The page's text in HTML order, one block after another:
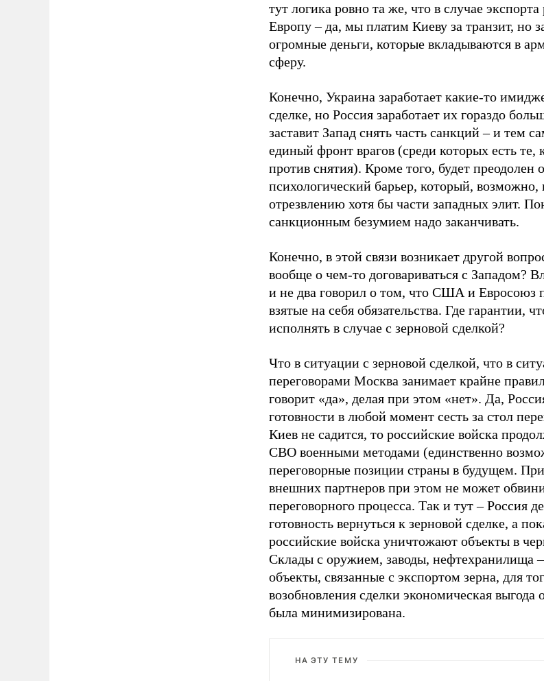
тут логика ровно та же, что в случае экспорта
Европу – да, мы платим Киеву за транзит, но
огромные деньги, которые вкладываются в
сферу.
Конечно, Украина заработает какие-то
сделке, но Россия заработает их гораздо
заставит Запад снять часть санкций – и тем
единый фронт врагов (среди которых есть те,
против снятия). Кроме того, будет преодолен
психологический барьер, который, возможно,
отрезвлению хотя бы части западных элит.
санкционным безумием надо заканчивать.
Конечно, в этой связи возникает другой
вообще о чем-то договариваться с Западом?
и не два говорил о том, что США и Евросоюз
взятые на себя обязательства. Где гарантии,
исполнять в случае с зерновой сделкой?
Что в ситуации с зерновой сделкой, что в
переговорами Москва занимает крайне
говорит «да», делая при этом «нет». Да,
готовности в любой момент сесть за стол
Киев не садится, то российские войска
СВО военными методами (единственно
переговорные позиции страны в будущем.
внешних партнеров при этом не может
переговорного процесса. Так и тут – Россия
готовность вернуться к зерновой сделке, а
российские войска уничтожают объекты в
Склады с оружием, заводы, нефтехранилища
объекты, связанные с экспортом зерна, для
возобновления сделки экономическая выгода
была минимизирована.
НА ЭТУ ТЕМУ